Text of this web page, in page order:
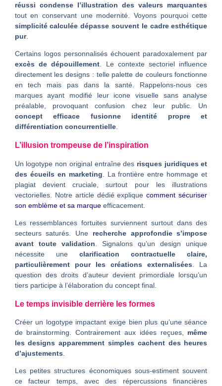
réussi condense l’illustration des valeurs marquantes
tout en conservant une modernité. Voyons pourquoi cette
simplicité calculée dépasse souvent le cadre esthétique
pur.
Certains logos personnalisés échouent paradoxalement par
excès de dépouillement . Le contexte sectoriel influence
directement les designs : telle palette de couleurs fonctionne
en tech mais pas dans la santé. Rappelons-nous ces
marques ayant modifié leur icone visuelle sans analyse
préalable, provoquant confusion chez leur public. Un
concept efficace fusionne identité propre et
différentiation concurrentielle.
L’illusion trompeuse de l’inspiration
Un logotype non original entraîne des risques juridiques et
des écueils en marketing . La frontière entre hommage et
plagiat devient cruciale, surtout pour les illustrations
vectorielles. Notre article dédié expliquecomment sécuriser
son emblème et sa marqueefficacement.
Les ressemblances fortuites surviennent surtout dans des
secteurs saturés. Une recherche approfondie s’impose
avant toute validation . Signalons qu’un design unique
nécessite une clarification contractuelle claire,
particulièrement pour les créations externalisées . La
question des droits d’auteur devient primordiale lorsqu’un
tiers participe à l’élaboration du concept final.
Le temps invisible derrière les formes
Créer un logotype impactant exige bien plus qu’une séance
de brainstorming. Contrairement aux idées reçues, même
les designs apparemment simples cachent des heures
d’ajustements.
Les petites structures économiques sous-estiment souvent
ce facteur temps, avec des répercussions financières